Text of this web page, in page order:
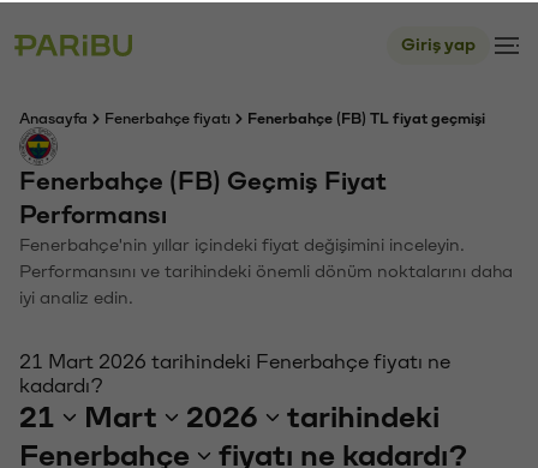
Giriş yap
Anasayfa Fenerbahçe fiyatı Fenerbahçe (FB) TL fiyat geçmişi
Fenerbahçe (FB) Geçmiş Fiyat
Performansı
Fenerbahçe'nin yıllar içindeki fiyat değişimini inceleyin.
Performansını ve tarihindeki önemli dönüm noktalarını daha
iyi analiz edin.
21 Mart 2026 tarihindeki Fenerbahçe fiyatı ne
kadardı?
21 Mart 2026
tarihindeki
Fenerbahçe
fiyatı ne kadardı?